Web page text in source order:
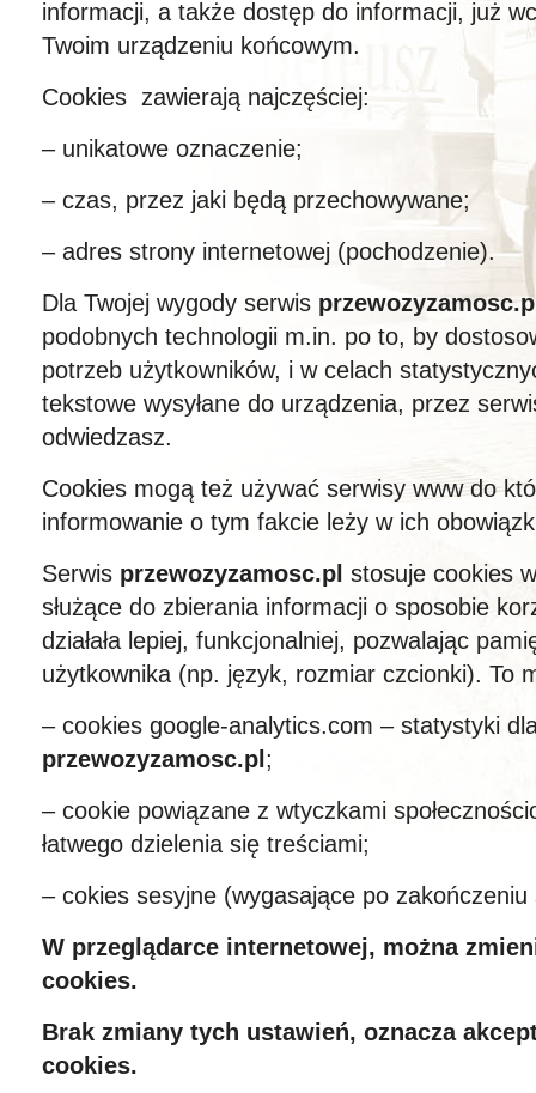
informacji, a także dostęp do informacji, już
Twoim urządzeniu końcowym.
Cookies zawierają najczęściej:
– unikatowe oznaczenie;
– czas, przez jaki będą przechowywane;
– adres strony internetowej (pochodzenie).
Dla Twojej wygody serwis
podobnych technologii m.in. po to, by
potrzeb użytkowników, i w celach
tekstowe wysyłane do urządzenia, przez
odwiedzasz.
Cookies mogą też używać serwisy www do
informowanie o tym fakcie leży w ich
Serwis przewozyzamosc.pl stosuje cookies
służące do zbierania informacji o sposobie
działała lepiej, funkcjonalniej, pozwalając
użytkownika (np. język, rozmiar czcionki). To
– cookies google-analytics.com – statystyki
przewozyzamosc.pl ;
– cookie powiązane z wtyczkami
łatwego dzielenia się treściami;
– cokies sesyjne (wygasające po zakończeniu
W przeglądarce internetowej, można
cookies.
Brak zmiany tych ustawień, oznacza
cookies.